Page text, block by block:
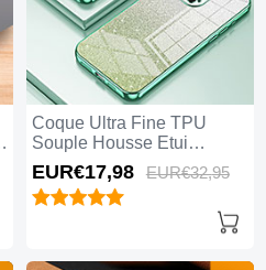
Coque Ultra Fine TPU
Souple Housse Etui
Transparente SY2 pour
Apple iPhone 15 Pro Max
Vert
EUR€17,98 EUR€32,95